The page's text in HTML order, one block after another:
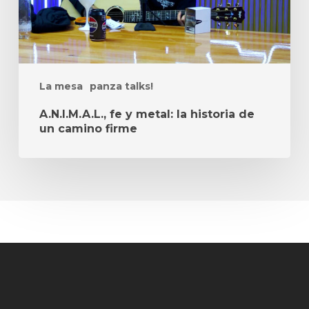
La mesa panza talks!
un
camino
firme
A.N.I.M.A.L., fe y metal: la historia de
un camino firme